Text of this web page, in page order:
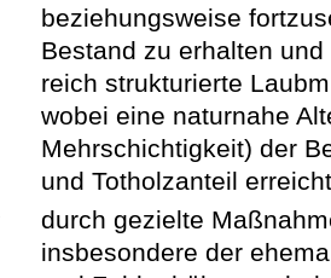
beziehungsweise
Bestand zu erhalten
reich strukturierte
wobei eine naturnahe
Mehrschichtigkeit) der
und Totholzanteil
durch gezielte
insbesondere der